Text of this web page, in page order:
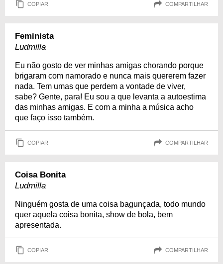
COPIAR COMPARTILHAR
Feminista
Ludmilla
Eu não gosto de ver minhas amigas chorando porque
brigaram com namorado e nunca mais quererem fazer
nada. Tem umas que perdem a vontade de viver,
sabe? Gente, para! Eu sou a que levanta a autoestima
das minhas amigas. E com a minha a música acho
que faço isso também.
COPIAR COMPARTILHAR
Coisa Bonita
Ludmilla
Ninguém gosta de uma coisa bagunçada, todo mundo
quer aquela coisa bonita, show de bola, bem
apresentada.
COPIAR COMPARTILHAR